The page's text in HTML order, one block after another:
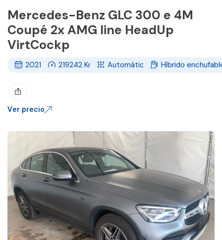
Mercedes-Benz GLC 300 e 4M
Coupé 2x AMG line HeadUp
VirtCockp
2021 219242 Km Automático Híbrido
Ver precio